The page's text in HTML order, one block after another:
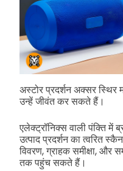
अस्टोर प्रदर्शन अक्सर
उन्हें जीवंत कर सकते हैं।
एलेक्ट्रॉनिक्स वाली पंक्ति में
उत्पाद प्रदर्शन का त्वरित
विवरण, ग्राहक समीक्षा,
तक पहुंच सकते हैं।